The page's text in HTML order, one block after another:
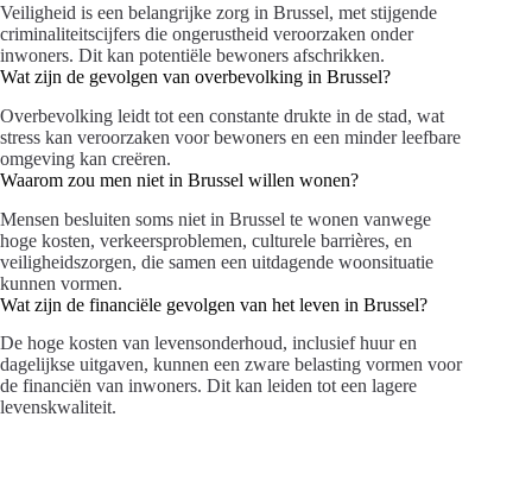
Veiligheid is een belangrijke zorg in Brussel, met stijgende
criminaliteitscijfers die ongerustheid veroorzaken onder
inwoners. Dit kan potentiële bewoners afschrikken.
Wat zijn de gevolgen van overbevolking in Brussel?
Overbevolking leidt tot een constante drukte in de stad, wat
stress kan veroorzaken voor bewoners en een minder leefbare
omgeving kan creëren.
Waarom zou men niet in Brussel willen wonen?
Mensen besluiten soms niet in Brussel te wonen vanwege
hoge kosten, verkeersproblemen, culturele barrières, en
veiligheidszorgen, die samen een uitdagende woonsituatie
kunnen vormen.
Wat zijn de financiële gevolgen van het leven in Brussel?
De hoge kosten van levensonderhoud, inclusief huur en
dagelijkse uitgaven, kunnen een zware belasting vormen voor
de financiën van inwoners. Dit kan leiden tot een lagere
levenskwaliteit.